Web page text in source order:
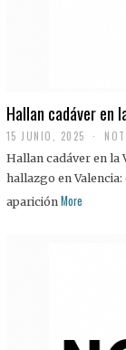
Hallan cadáver en
15 JUNIO, 2025
Hallan cadáver en la
hallazgo en
aparición More